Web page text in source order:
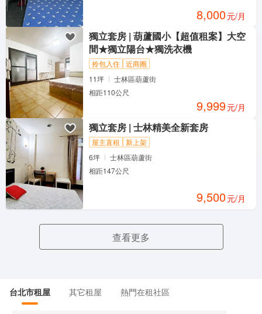
8,000元/月
獨立套房 | 葫蘆國小【超值租案】大空
間★獨立陽台★獨洗衣機
拎包入住 近商圈
11坪
士林區葫蘆街
相距110公尺
9,999元/月
獨立套房 | 士林精美全新套房
屋主直租
新上架
6坪
士林區葫蘆街
相距147公尺
9,500元/月
查看更多
台北市租屋 其它租屋 熱門在租社區